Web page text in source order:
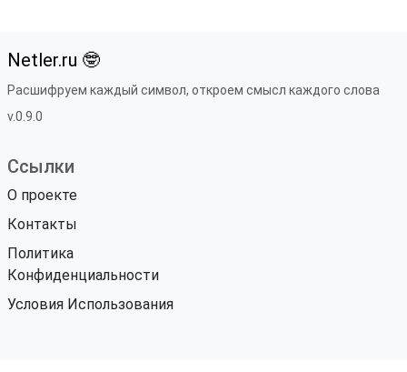
Netler.ru 🤓
Расшифруем каждый символ, откроем смысл каждого слова
v.0.9.0
Ссылки
О проекте
Контакты
Политика
Конфиденциальности
Условия Использования